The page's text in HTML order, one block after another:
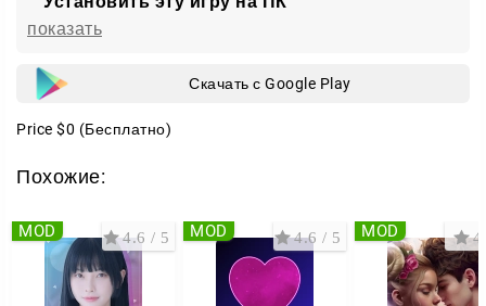
показать
Скачать с Google Play
Price $0 (Бесплатно)
Похожие:
4.6 / 5
MOD 4.6 / 5
MOD 4
MOD